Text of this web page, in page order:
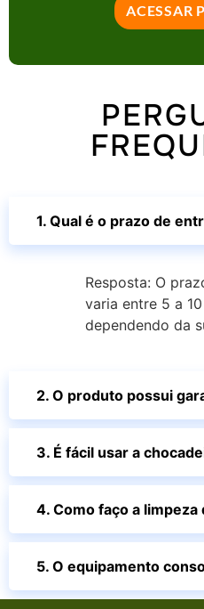
ACESSAR
1. Qual é o prazo de
Resposta: O
varia entre 5 a
dependendo da
2. O produto possui
3. É fácil usar a
4. Como faço a
5. O equipamento